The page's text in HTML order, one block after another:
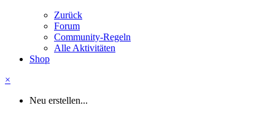
Zurück
Forum
Community-Regeln
Alle Aktivitäten
Shop
×
Neu erstellen...